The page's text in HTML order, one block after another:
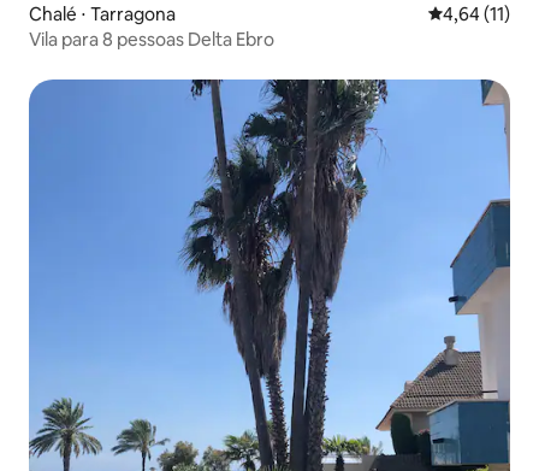
Chalé ⋅ Tarragona 4,64 de uma
4,64 (11)
Vila para 8 pessoas Delta Ebro